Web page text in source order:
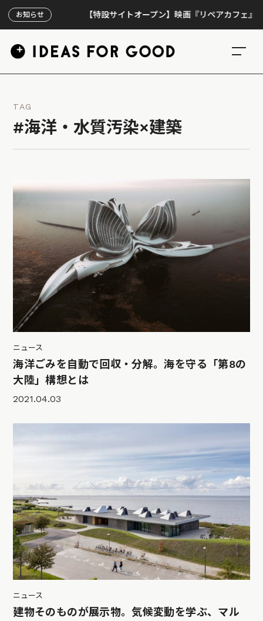
お知らせ 【特設サイトオープン】映画『リペアカフェ』、上映
TAG
#海洋・水質汚染×建築
ニュース
海洋ごみを自動で回収・分解。海を守る「第8の
大陸」構想とは
2021.04.03
ニュース
建物そのものが展示物。気候変動を学ぶ、マル